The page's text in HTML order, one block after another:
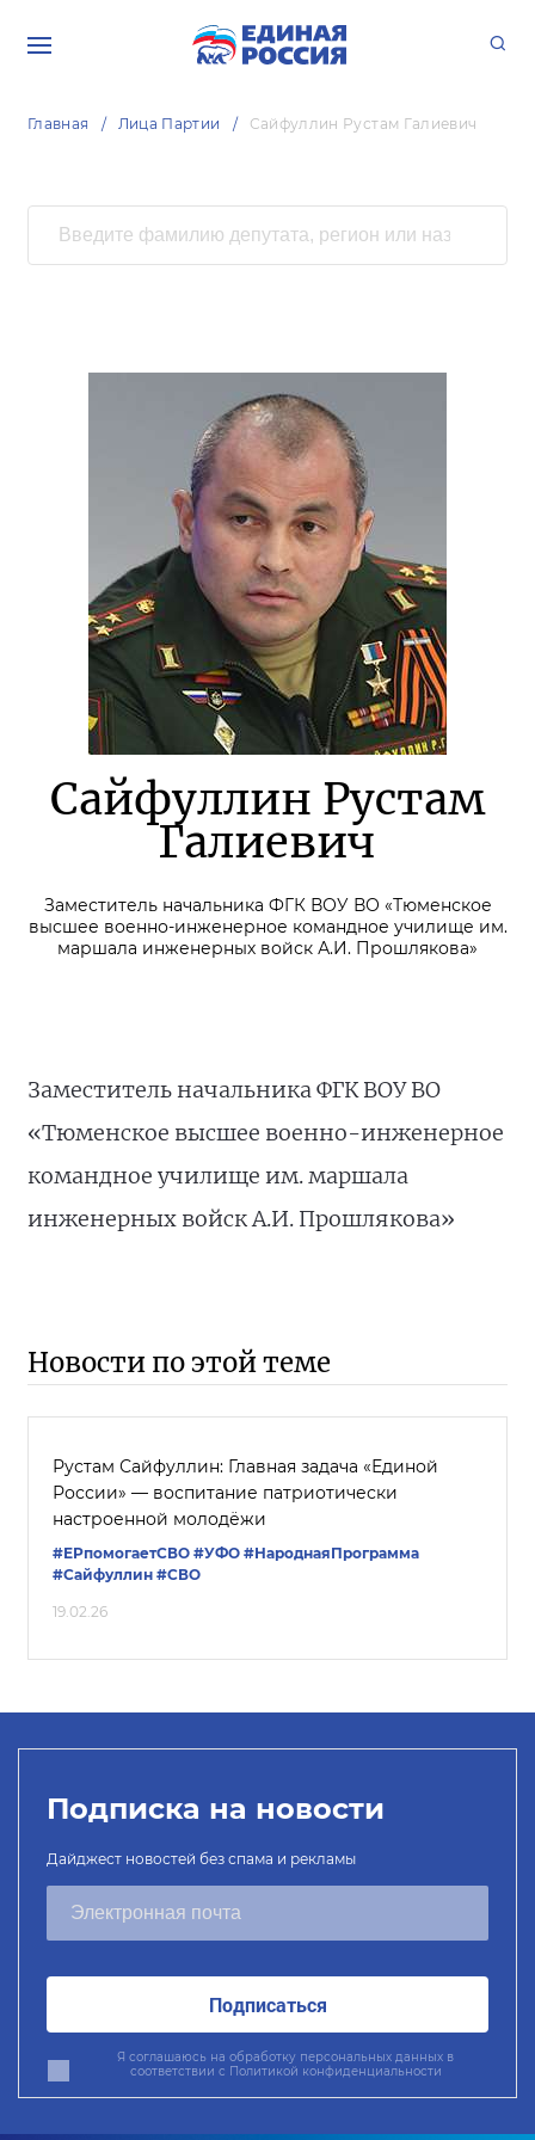
Главная Лица Партии Сайфуллин Рустам Галиевич
Сайфуллин Рустам
Галиевич
Заместитель начальника ФГК ВОУ ВО «Тюменское
высшее военно-инженерное командное училище им.
маршала инженерных войск А.И. Прошлякова»
Заместитель начальника ФГК ВОУ ВО
«Тюменское высшее военно-инженерное
командное училище им. маршала
инженерных войск А.И. Прошлякова»
Новости по этой теме
Рустам Сайфуллин: Главная задача «Единой
России» — воспитание патриотически
настроенной молодёжи
#ЕРпомогаетСВО #УФО #НароднаяПрограмма
#Сайфуллин #СВО
19.02.26
Подписка на новости
Дайджест новостей без спама и рекламы
Подписаться
Я соглашаюсь на обработку персональных данных в
соответствии с Политикой конфиденциальности